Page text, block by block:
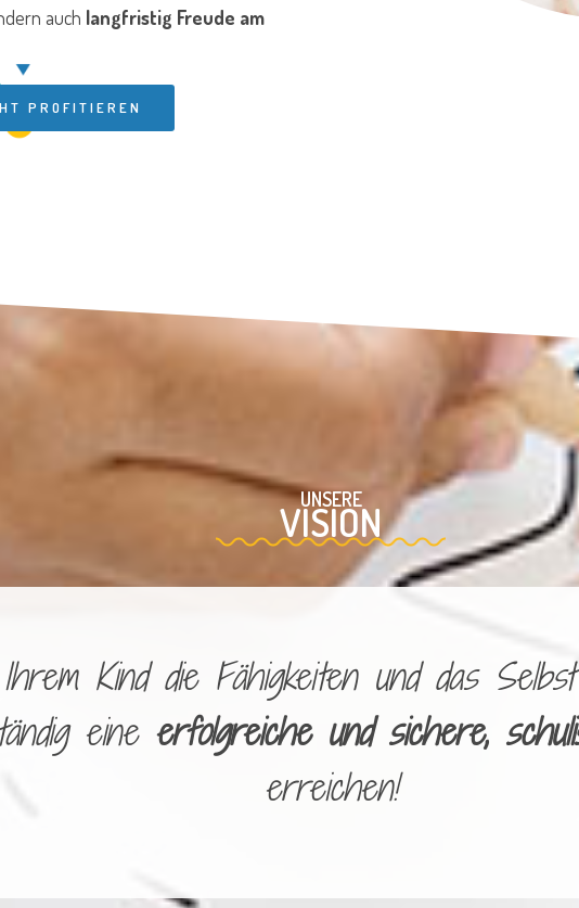
auch langfristig Freude am
PROFITIEREN
UNSERE
VISION
Kind die Fähigkeiten und das
eine erfolgreiche und sichere,
erreichen!